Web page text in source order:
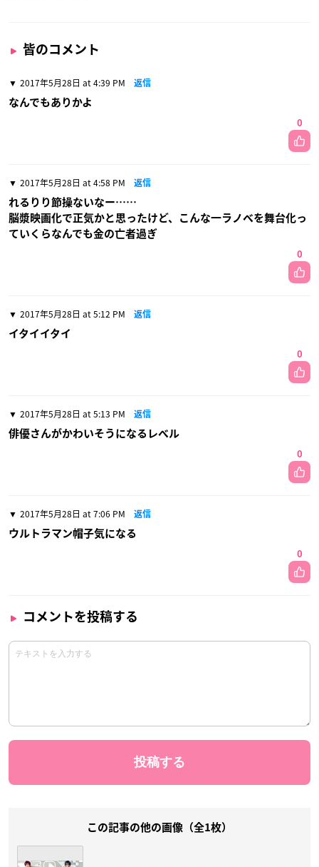
皆のコメント
2017年5月28日 at 4:39 PM 返信
なんでもありかよ
0
2017年5月28日 at 4:58 PM 返信
れるりり節操ないなー……
脳漿映画化で正気かと思ったけど、こんな一ラノベを舞台化っ
ていくらなんでも金の亡者過ぎ
0
2017年5月28日 at 5:12 PM 返信
イタイイタイ
0
2017年5月28日 at 5:13 PM 返信
俳優さんがかわいそうになるレベル
0
2017年5月28日 at 7:06 PM 返信
ウルトラマン帽子気になる
0
コメントを投稿する
この記事の他の画像（全1枚）